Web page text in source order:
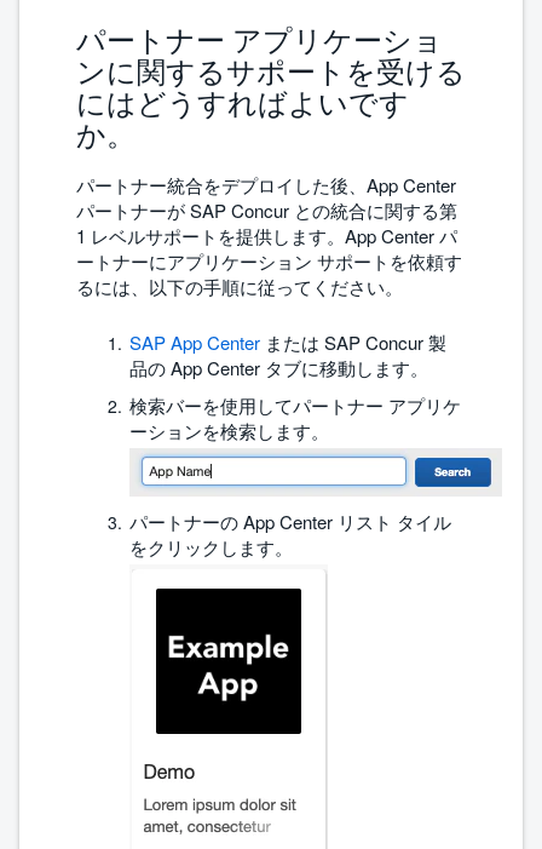
パートナー アプリケーショ
ンに関するサポートを受ける
にはどうすればよいです
か。
パートナー統合をデプロイした後、App Center
パートナーが SAP Concur との統合に関する第
1 レベルサポートを提供します。App Center パ
ートナーにアプリケーション サポートを依頼す
るには、以下の手順に従ってください。
SAPApp Center または SAP Concur 製
品の App Center タブに移動します。
検索バーを使用してパートナー アプリケ
ーションを検索します。
パートナーの App Center リスト タイル
をクリックします。